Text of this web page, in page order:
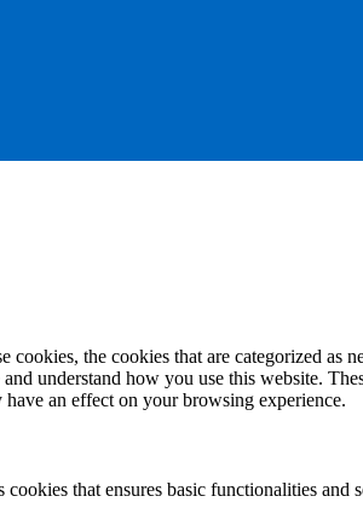
the cookies that are categorized as
understand how you use this website.
an effect on your browsing experience.
that ensures basic functionalities and